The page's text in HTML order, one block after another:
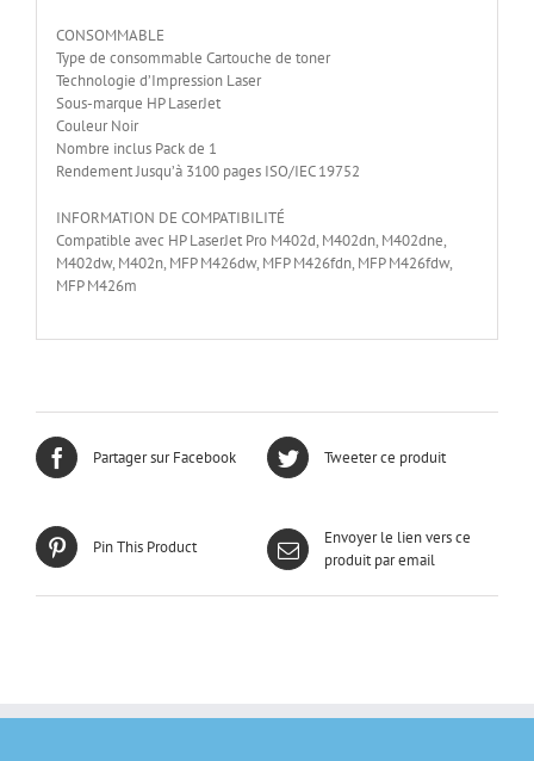
CONSOMMABLE
Type de consommable Cartouche de toner
Technologie d’Impression Laser
Sous-marque HP LaserJet
Couleur Noir
Nombre inclus Pack de 1
Rendement Jusqu’à 3100 pages ISO/IEC 19752
INFORMATION DE COMPATIBILITÉ
Compatible avec HP LaserJet Pro M402d, M402dn, M402dne,
M402dw, M402n, MFP M426dw, MFP M426fdn, MFP M426fdw,
MFP M426m
Partager sur Facebook Tweeter ce produit
Pin This Product
Envoyer le lien vers ce
produit par email